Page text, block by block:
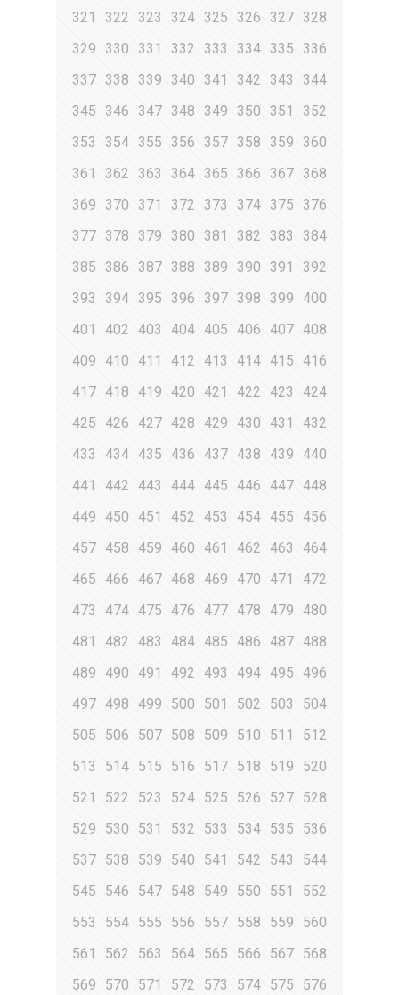
321 322 323 324 325 326 327 328
329
330 331 332 333 334 335
336
337 338 339 340 341 342 343
344
345
346 347 348 349 350 351
352
353
354 355 356 357 358 359 360
361
362 363 364 365 366 367 368
369
370 371 372 373 374 375 376
377 378 379 380 381 382 383
384
385
386 387 388 389 390 391
392
393
394 395 396 397 398 399
400
401
402 403 404 405 406 407 408
409
410 411 412 413 414 415
416
417 418 419 420 421 422 423
424
425
426 427 428 429 430 431
432
433
434 435 436 437 438 439
440
441
442 443 444 445 446 447 448
449
450 451 452 453 454 455
456
457 458 459 460 461 462 463
464
465
466 467 468 469 470 471
472
473
474 475 476 477 478 479
480
481
482 483 484 485 486 487 488
489
490 491 492 493 494 495
496
497 498 499 500 501 502 503
504
505
506 507 508 509 510 511
512
513
514 515 516 517 518 519
520
521
522 523 524 525 526 527 528
529
530 531 532 533 534 535
536
537 538 539 540 541 542 543
544
545
546 547 548 549 550 551
552
553
554 555 556 557 558 559
560
561
562 563 564 565 566 567 568
569
570 571 572 573 574 575
576